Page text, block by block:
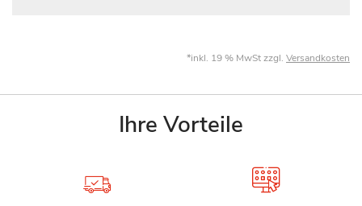
*inkl. 19 % MwSt zzgl. Versandkosten
Ihre Vorteile